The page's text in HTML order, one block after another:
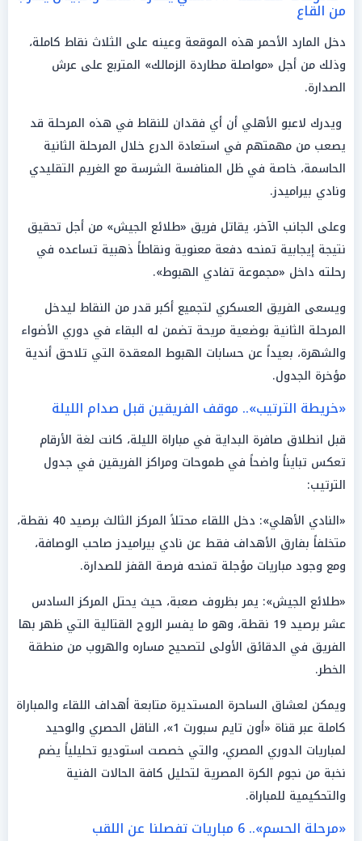
من القاع
دخل المارد الأحمر هذه الموقعة وعينه على الثلاث نقاط كاملة،
وذلك من أجل «مواصلة مطاردة الزمالك» المتربع على عرش
الصدارة.
ويدرك لاعبو الأهلي أن أي فقدان للنقاط في هذه المرحلة قد
يصعب من مهمتهم في استعادة الدرع خلال المرحلة الثانية
الحاسمة، خاصة في ظل المنافسة الشرسة مع الغريم التقليدي
ونادي بيراميدز.
وعلى الجانب الآخر، يقاتل فريق «طلائع الجيش» من أجل تحقيق
نتيجة إيجابية تمنحه دفعة معنوية ونقاطاً ذهبية تساعده في
رحلته داخل «مجموعة تفادي الهبوط».
ويسعى الفريق العسكري لتجميع أكبر قدر من النقاط ليدخل
المرحلة الثانية بوضعية مريحة تضمن له البقاء في دوري الأضواء
والشهرة، بعيداً عن حسابات الهبوط المعقدة التي تلاحق أندية
مؤخرة الجدول.
«خريطة الترتيب».. موقف الفريقين قبل صدام الليلة
قبل انطلاق صافرة البداية في مباراة الليلة، كانت لغة الأرقام
تعكس تبايناً واضحاً في طموحات ومراكز الفريقين في جدول
الترتيب:
«النادي الأهلي»: دخل اللقاء محتلاً المركز الثالث برصيد 40 نقطة،
متخلفاً بفارق الأهداف فقط عن نادي بيراميدز صاحب الوصافة،
ومع وجود مباريات مؤجلة تمنحه فرصة القفز للصدارة.
«طلائع الجيش»: يمر بظروف صعبة، حيث يحتل المركز السادس
عشر برصيد 19 نقطة، وهو ما يفسر الروح القتالية التي ظهر بها
الفريق في الدقائق الأولى لتصحيح مساره والهروب من منطقة
الخطر.
ويمكن لعشاق الساحرة المستديرة متابعة أهداف اللقاء والمباراة
كاملة عبر قناة «أون تايم سبورت 1»، الناقل الحصري والوحيد
لمباريات الدوري المصري، والتي خصصت استوديو تحليلياً يضم
نخبة من نجوم الكرة المصرية لتحليل كافة الحالات الفنية
والتحكيمية للمباراة.
«مرحلة الحسم».. 6 مباريات تفصلنا عن اللقب